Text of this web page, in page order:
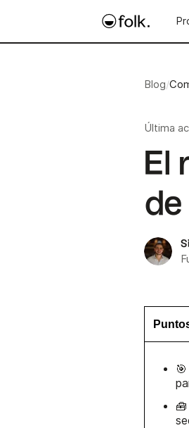
Blog/
Última
El
🎯